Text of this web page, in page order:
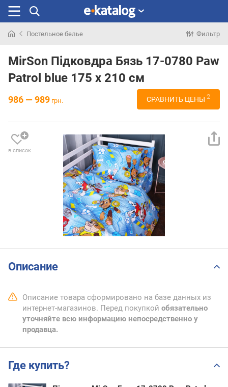
раньше
Постельное белье Фильтр
MirSon Підковдра Бязь 17-0780 Paw
Patrol blue 175 x 210 см
986 — 989 грн. СРАВНИТЬ ЦЕНЫ 2
в список
Описание
Описание товара сформировано на базе данных из
интернет-магазинов. Перед покупкой обязательно
уточняйте всю информацию непосредственно у
продавца.
Где купить?